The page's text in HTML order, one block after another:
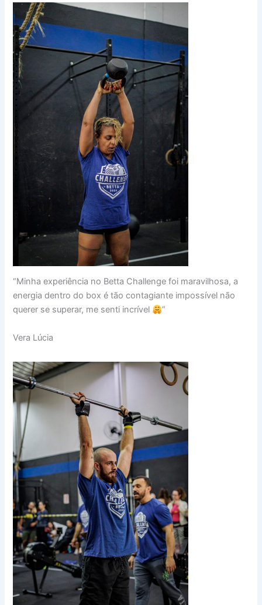
“Minha experiência no Betta Challenge foi maravilhosa, a
energia dentro do box é tão contagiante impossível não
querer se superar, me senti incrível
”
Vera Lúcia